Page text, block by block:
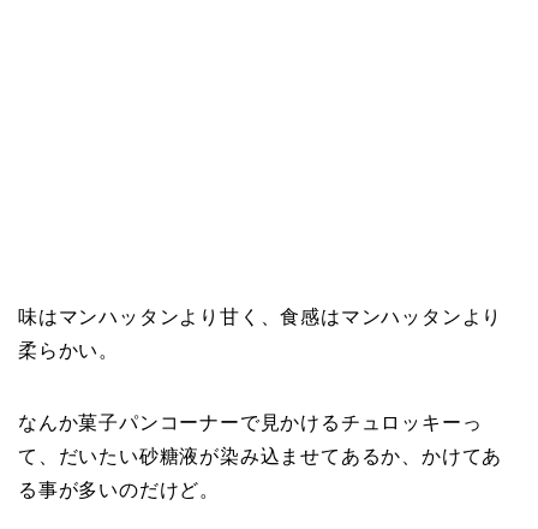
味はマンハッタンより甘く、食感はマンハッタンより
柔らかい。
なんか菓子パンコーナーで見かけるチュロッキーっ
て、だいたい砂糖液が染み込ませてあるか、かけてあ
る事が多いのだけど。